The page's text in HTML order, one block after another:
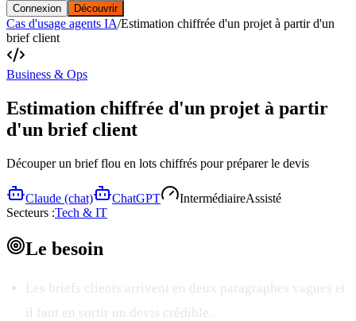
Connexion Découvrir
Cas d'usage agents IA/Estimation chiffrée d'un projet à partir d'un
brief client
Business & Ops
Estimation chiffrée d'un projet à partir
d'un brief client
Découper un brief flou en lots chiffrés pour préparer le devis
Claude (chat) ChatGPT IntermédiaireAssisté
Secteurs :Tech & IT
Le besoin
Les briefs clients arrivent en deux paragraphes vagues et
il faut en sortir un devis crédible.